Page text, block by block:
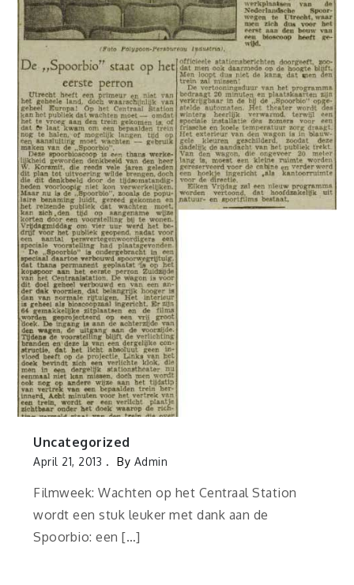
Uncategorized
April 21, 2013 By Admin
Filmweek: Wachten op het Centraal Station
wordt een stuk leuker met dank aan de
Spoorbio: een […]